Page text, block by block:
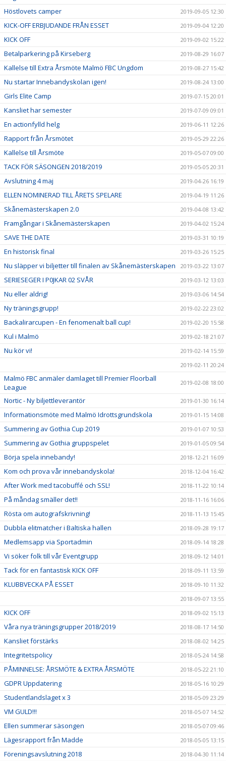
Höstlovets camper 2019-09-05 12:30
KICK-OFF ERBJUDANDE FRÅN ESSET 2019-09-04 12:20
KICK OFF 2019-09-02 15:22
Betalparkering på Kirseberg 2019-08-29 16:07
Kallelse till Extra Årsmöte Malmö FBC Ungdom 2019-08-27 15:42
Nu startar Innebandyskolan igen! 2019-08-24 13:00
Girls Elite Camp 2019-07-15 20:01
Kansliet har semester 2019-07-09 09:01
En actionfylld helg 2019-06-11 12:26
Rapport från Årsmötet 2019-05-29 22:26
Kallelse till Årsmöte 2019-05-07 09:00
TACK FÖR SÄSONGEN 2018/2019 2019-05-05 20:31
Avslutning 4 maj 2019-04-26 16:19
ELLEN NOMINERAD TILL ÅRETS SPELARE 2019-04-19 11:26
Skånemästerskapen 2.0 2019-04-08 13:42
Framgångar i Skånemästerskapen 2019-04-02 15:24
SAVE THE DATE 2019-03-31 10:19
En historisk final 2019-03-26 15:25
Nu släpper vi biljetter till finalen av Skånemästerskapen 2019-03-22 13:07
SERIESEGER I P0JKAR 02 SVÅR 2019-03-12 13:03
Nu eller aldrig! 2019-03-06 14:54
Ny träningsgrupp! 2019-02-22 23:02
Backalirarcupen - En fenomenalt ball cup! 2019-02-20 15:58
Kul i Malmö 2019-02-18 21:07
Nu kör vi!
2019-02-14 15:59
2019-02-11 20:24
Malmö FBC anmäler damlaget till Premier Floorball
League
2019-02-08 18:00
Nortic - Ny biljettleverantör 2019-01-30 16:14
Informationsmöte med Malmö Idrottsgrundskola 2019-01-15 14:08
Summering av Gothia Cup 2019 2019-01-07 10:53
Summering av Gothia gruppspelet 2019-01-05 09:54
Börja spela innebandy! 2018-12-21 16:09
Kom och prova vår innebandyskola! 2018-12-04 16:42
After Work med tacobuffé och SSL! 2018-11-22 10:14
På måndag smäller det!! 2018-11-16 16:06
Rösta om autografskrivning! 2018-11-13 15:45
Dubbla elitmatcher i Baltiska hallen 2018-09-28 19:17
Medlemsapp via Sportadmin 2018-09-14 18:28
Vi söker folk till vår Eventgrupp 2018-09-12 14:01
Tack för en fantastisk KICK OFF 2018-09-11 13:59
KLUBBVECKA PÅ ESSET
2018-09-10 11:32
2018-09-07 13:55
KICK OFF 2018-09-02 15:13
Våra nya träningsgrupper 2018/2019 2018-08-17 14:50
Kansliet förstärks 2018-08-02 14:25
Integritetspolicy 2018-05-24 14:58
PÅMINNELSE: ÅRSMÖTE & EXTRA ÅRSMÖTE 2018-05-22 21:10
GDPR Uppdatering 2018-05-16 10:29
Studentlandslaget x 3 2018-05-09 23:29
VM GULD!!! 2018-05-07 14:52
Ellen summerar säsongen 2018-05-07 09:46
Lägesrapport från Madde 2018-05-05 13:15
Föreningsavslutning 2018 2018-04-30 11:14